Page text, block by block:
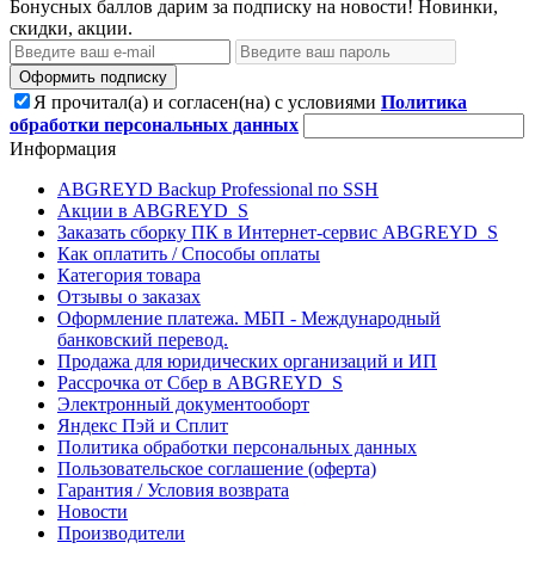
Бонусных баллов дарим за подписку на новости! Новинки,
скидки, акции.
Оформить подписку
Я прочитал(а) и согласен(на) с условиями Политика
обработки персональных данных
Информация
ABGREYD Backup Professional по SSH
Акции в ABGREYD_S
Заказать сборку ПК в Интернет-сервис ABGREYD_S
Как оплатить / Способы оплаты
Категория товара
Отзывы о заказах
Оформление платежа. МБП - Международный
банковский перевод.
Продажа для юридических организаций и ИП
Рассрочка от Сбер в ABGREYD_S
Электронный документооборт
Яндекс Пэй и Сплит
Политика обработки персональных данных
Пользовательское соглашение (оферта)
Гарантия / Условия возврата
Новости
Производители